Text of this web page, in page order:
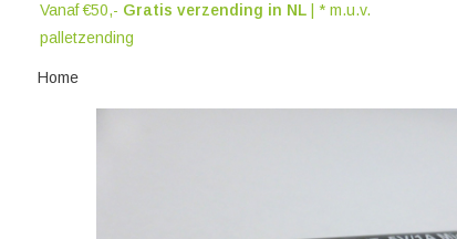
Vanaf €50,- Gratis verzending in NL| * m.u.v.
palletzending
Home